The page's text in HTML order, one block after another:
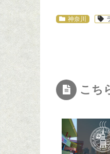
神奈川
こち